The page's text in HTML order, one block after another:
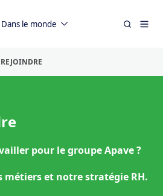
Dans le monde
pour le groupe Apave ?
métiers et notre stratégie RH.